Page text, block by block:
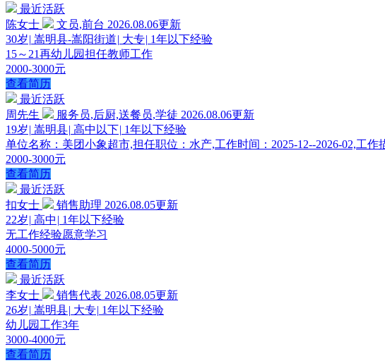
最近活跃
陈女士
文员,前台 2026.08.06更新
30岁| 嵩明县-嵩阳街道| 大专| 1年以下经验
15～21再幼儿园担任教师工作
2000-3000元
查看简历
最近活跃
周先生
服务员,后厨,送餐员,学徒 2026.08.06更新
19岁| 嵩明县| 高中以下| 1年以下经验
单位名称：美团小象超市,担任职位：水产,工作时间：2025-12--2026-02,工
2000-3000元
查看简历
最近活跃
扣女士
销售助理 2026.08.05更新
22岁| 高中 | 1年以下经验
无工作经验愿意学习
4000-5000元
查看简历
最近活跃
李女士
销售代表 2026.08.05更新
26岁| 嵩明县| 大专| 1年以下经验
幼儿园工作3年
3000-4000元
查看简历